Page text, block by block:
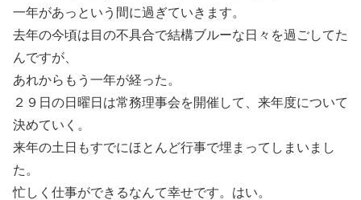
一年があっという間に過ぎていきます。
去年の今頃は目の不具合で結構ブルーな日々を過ごしてた
んですが、
あれからもう一年が経った。
２９日の日曜日は常務理事会を開催して、来年度について
決めていく。
来年の土日もすでにほとんど行事で埋まってしまいまし
た。
忙しく仕事ができるなんて幸せです。はい。